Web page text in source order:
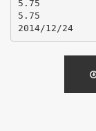
5.75
5.75
2014/12/24